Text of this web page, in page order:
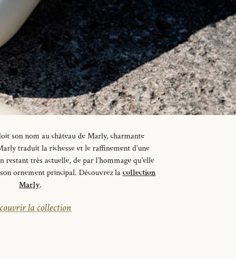
son nom au château de Marly, charmante
traduit la richesse et le raffinement d’une
restant très actuelle, deparl’hommage qu’elle
ornement principal. Découvrez lacollection
Marly.
la collection